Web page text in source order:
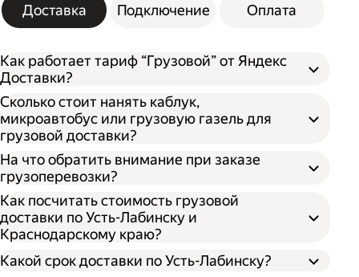
Доставка Подключение Оплата
Как работает тариф “Грузовой” от Яндекс
Доставки?
Сколько стоит нанять каблук,
микроавтобус или грузовую газель для
грузовой доставки?
Откройте приложение, личный кабинет
или форму заказа на нашем сайте;
Выберите подходящий размер кузова:
На что обратить внимание при заказе
грузоперевозки?
Как посчитать стоимость грузовой
доставки по Усть-Лабинску и
Краснодарскому краю?
Какой срок доставки по Усть-Лабинску?